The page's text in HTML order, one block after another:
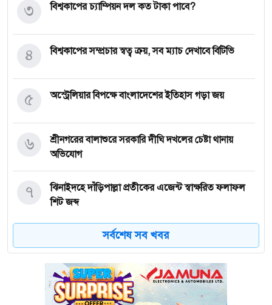
বিশ্বকাপের চ্যাম্পিয়ন দল কত টাকা পাবে?
৩
বিশ্বকাপের সম্প্রচার স্বত্ব ক্রয়, সব ম্যাচ দেখাবে বিটিভি
৪
অস্ট্রেলিয়ার বিপক্ষে বাংলাদেশের ইতিহাস গড়া জয়
৫
শ্রীনগরের বালাশুরে সরকারি দীঘি দখলের চেষ্টা থানায়
অভিযোগ
৬
ঝিনাইদহে দাঁড়িপাল্লা প্রতীকের এজেন্ট স্বাক্ষরিত ফলাফল
শিট জব্দ
৭
ত্রয়োদশ জাতীয় নির্বাচন, শান্তিপূর্ণ ও নিরপেক্ষ হোক
ইশরাকের আসনে ভোটকেন্দ্রে ঢুকে প্রিজাইডিং অফিসারের
ওপর হামলা বিএনপি নেতাকর্মীদের
সর্বশেষ সব খবর